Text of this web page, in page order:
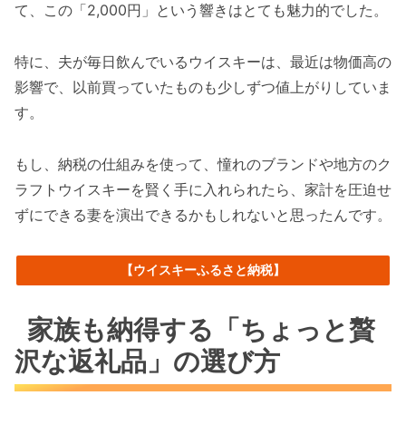
て、この「2,000円」という響きはとても魅力的でした。
特に、夫が毎日飲んでいるウイスキーは、最近は物価高の
影響で、以前買っていたものも少しずつ値上がりしていま
す。
もし、納税の仕組みを使って、憧れのブランドや地方のク
ラフトウイスキーを賢く手に入れられたら、家計を圧迫せ
ずにできる妻を演出できるかもしれないと思ったんです。
【ウイスキーふるさと納税】
家族も納得する「ちょっと贅
沢な返礼品」の選び方